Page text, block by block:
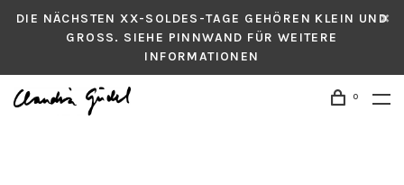
DIE NÄCHSTEN XX-SOLDES-TAGE GEHÖREN KLEIN UND
GROSS. SIEHE PINNWAND FÜR WEITERE
INFORMATIONEN
0